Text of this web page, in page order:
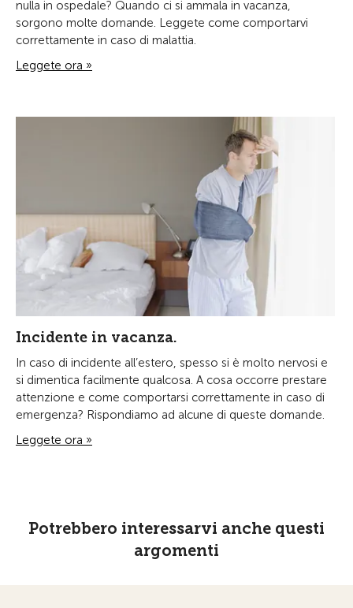
nulla in ospedale? Quando ci si ammala in vacanza,
sorgono molte domande. Leggete come comportarvi
correttamente in caso di malattia.
Leggete ora »
Incidente in vacanza.
In caso di incidente all’estero, spesso si è molto nervosi e
si dimentica facilmente qualcosa. A cosa occorre prestare
attenzione e come comportarsi correttamente in caso di
emergenza? Rispondiamo ad alcune di queste domande.
Leggete ora »
Potrebbero interessarvi anche questi
argomenti